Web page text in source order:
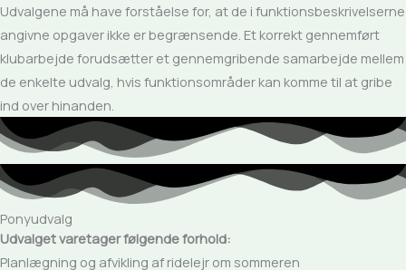
Udvalgene må have forståelse for, at de i funktionsbeskrivelserne
angivne opgaver ikke er begrænsende. Et korrekt gennemført
klubarbejde forudsætter et gennemgribende samarbejde mellem
de enkelte udvalg, hvis funktionsområder kan komme til at gribe
ind over hinanden.
Ponyudvalg
Udvalget varetager følgende forhold:
Planlægning og afvikling af ridelejr om sommeren